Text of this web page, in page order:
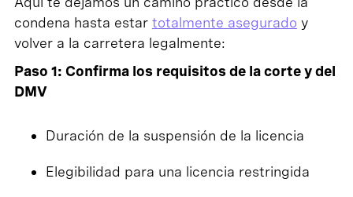
condena hasta estar totalmente asegurado y
volver a la carretera legalmente:
Paso 1: Confirma los requisitos de la corte y del
DMV
Duración de la suspensión de la licencia
Elegibilidad para una licencia restringida